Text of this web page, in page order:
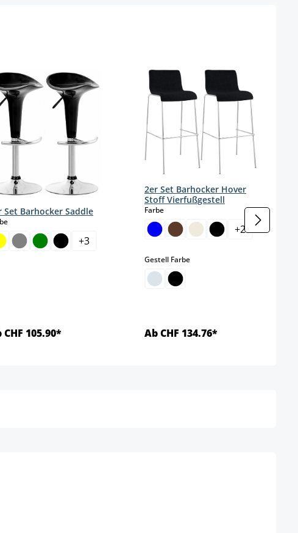
verfügbar.)
Set Barhocker Saddle
auswählen
+3
CHF 105.90*
2er Set Barhocker Hover
Stoff Vierfußgestell
Farbeauswählen
+2
Gestell Farbeauswählen
Ab CHF 134.76*